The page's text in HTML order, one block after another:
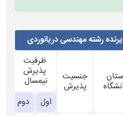
رشته مهندسی دریانوردی
جنسیت
پذیرش
ظرفیت
پذیرش
نیمسال
اول
دوم